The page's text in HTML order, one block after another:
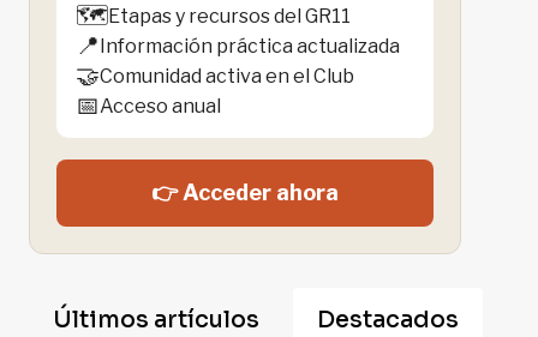
🗺️Etapas y recursos del GR11
📍Información práctica actualizada
🤝Comunidad activa en el Club
📅Acceso anual
👉 Acceder ahora
Últimos artículos Destacados